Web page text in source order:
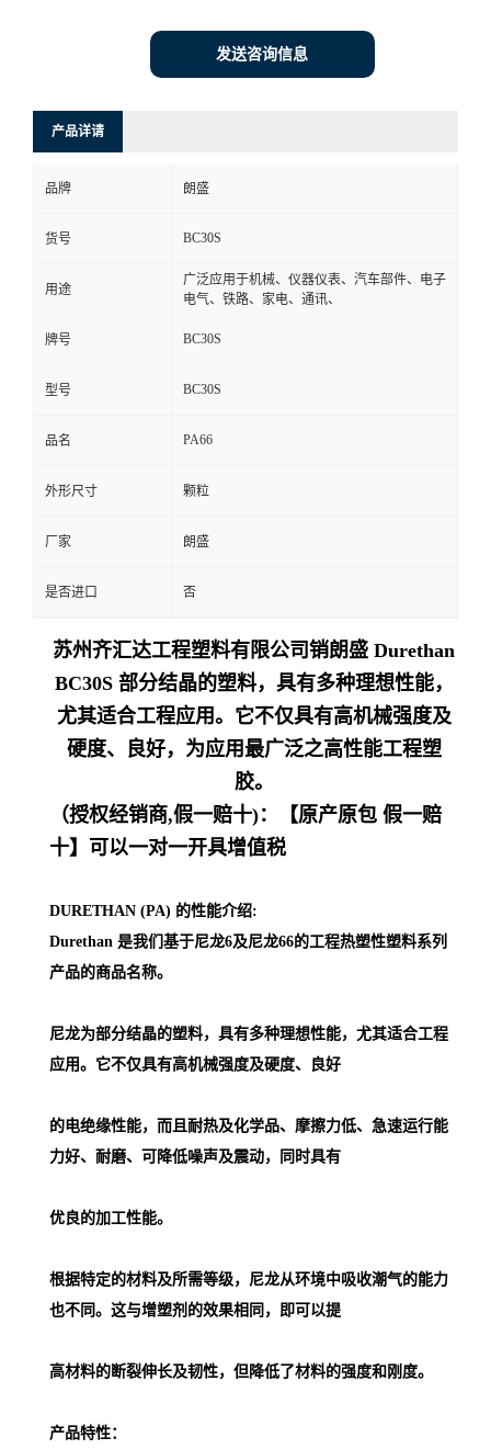
系
言
发送咨询信息
产品详请
品牌 朗盛
货号 BC30S
用途
广泛应用于机械、仪器仪表、汽车部件、电子
电气、铁路、家电、通讯、
牌号 BC30S
型号 BC30S
品名 PA66
外形尺寸 颗粒
厂家 朗盛
是否进口 否
苏州齐汇达工程塑料有限公司销朗盛 Durethan
BC30S 部分结晶的塑料，具有多种理想性能，
尤其适合工程应用。它不仅具有高机械强度及
硬度、良好，为应用最广泛之高性能工程塑
胶。
（授权经销商,假一赔十)：【原产原包 假一赔
十】可以一对一开具增值税
DURETHAN (PA) 的性能介绍:
Durethan 是我们基于尼龙6及尼龙66的工程热塑性塑料系列
产品的商品名称。
尼龙为部分结晶的塑料，具有多种理想性能，尤其适合工程
应用。它不仅具有高机械强度及硬度、良好
的电绝缘性能，而且耐热及化学品、摩擦力低、急速运行能
力好、耐磨、可降低噪声及震动，同时具有
优良的加工性能。
根据特定的材料及所需等级，尼龙从环境中吸收潮气的能力
也不同。这与增塑剂的效果相同，即可以提
高材料的断裂伸长及韧性，但降低了材料的强度和刚度。
产品特性：